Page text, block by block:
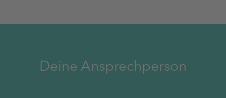
Deine Ansprechperson